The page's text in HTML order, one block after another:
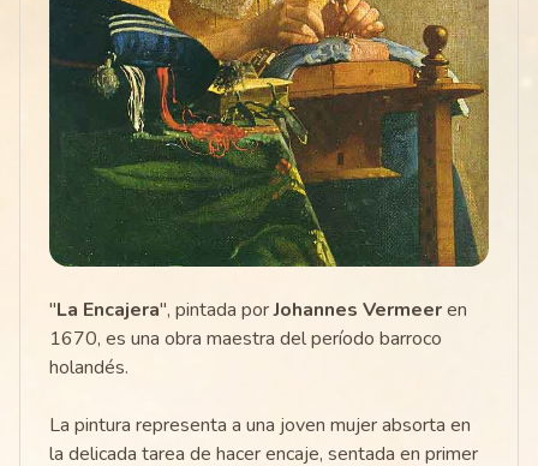
"La Encajera", pintada porJohannes Vermeeren
1670, es una obra maestra del período barroco
holandés.
La pintura representa a una joven mujer absorta en
la delicada tarea de hacer encaje, sentada en primer